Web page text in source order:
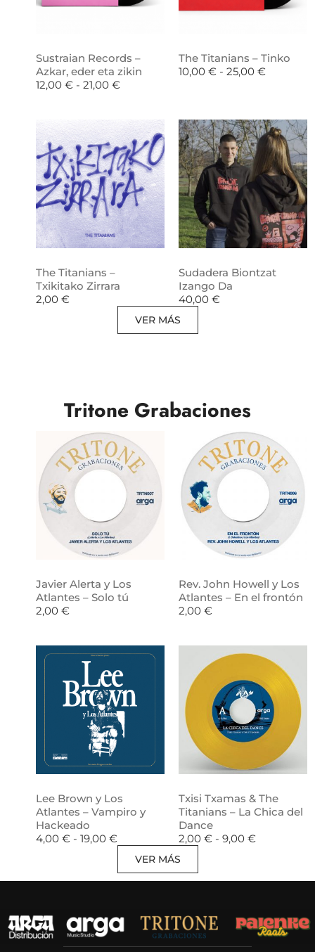
Sustraian Records –
Azkar, eder eta zikin
12,00 € - 21,00 €
The Titanians – Tinko
10,00 € - 25,00 €
The Titanians –
Txikitako Zirrara
2,00 €
Sudadera Biontzat
Izango Da
40,00 €
VER MÁS
Tritone Grabaciones
Javier Alerta y Los
Atlantes – Solo tú
2,00 €
Rev. John Howell y Los
Atlantes – En el frontón
2,00 €
Lee Brown y Los
Atlantes – Vampiro y
Hackeado
4,00 € - 19,00 €
Txisi Txamas & The
Titanians – La Chica del
Dance
2,00 € - 9,00 €
VER MÁS